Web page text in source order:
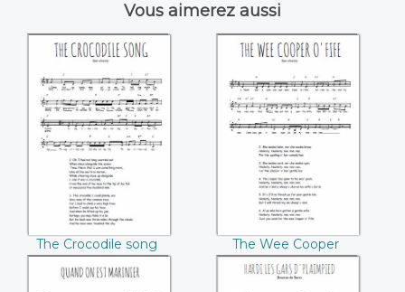
Vous aimerez aussi
The Crocodile song
The Crocodile song
The Wee Cooper
O'Fife
The Wee Cooper
O'Fife